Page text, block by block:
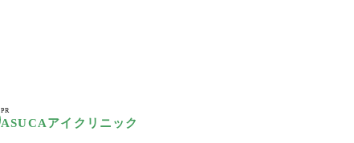
PR
ASUCAアイクリニック